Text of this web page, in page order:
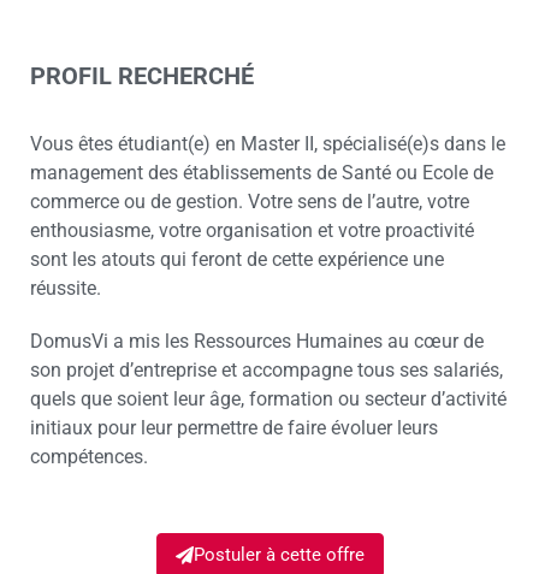
PROFIL RECHERCHÉ
Vous êtes étudiant(e) en Master II, spécialisé(e)s dans le
management des établissements de Santé ou Ecole de
commerce ou de gestion. Votre sens de l’autre, votre
enthousiasme, votre organisation et votre proactivité
sont les atouts qui feront de cette expérience une
réussite.
DomusVi a mis les Ressources Humaines au cœur de
son projet d’entreprise et accompagne tous ses salariés,
quels que soient leur âge, formation ou secteur d’activité
initiaux pour leur permettre de faire évoluer leurs
compétences.
Postuler à cette offre